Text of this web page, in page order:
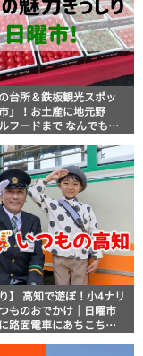
台所＆鉄板観光スポッ
」！お土産に地元野
フードまで なんでもそ
り】 高知で遊ぼ！小4ナリ
ものおでかけ｜日曜市
路面電車にあちこち巡